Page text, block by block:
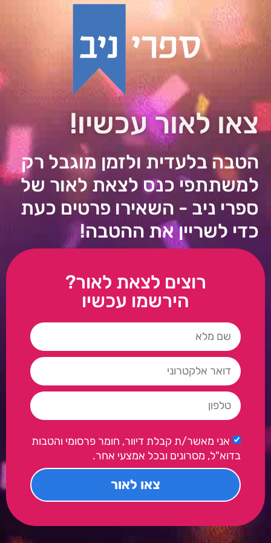
צאו לאור עכשיו!
הטבה בלעדית ולזמן מוגבל רק
למשתתפי כנס לצאת לאור של
ספרי ניב - השאירו פרטים כעת
כדי לשריין את ההטבה!
רוצים לצאת לאור?
הירשמו עכשיו
אני מאשר/ת קבלת דיוור, חומר פרסומי והטבות
בדוא"ל, מסרונים ובכל אמצעי אחר.
צאו לאור